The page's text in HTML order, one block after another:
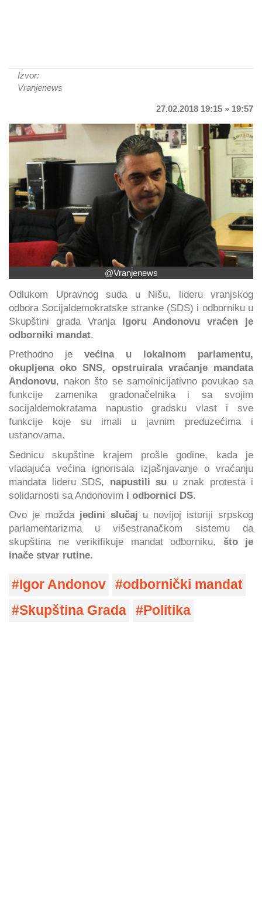
Izvor:
Vranjenews
27.02.2018 19:15 » 19:57
@Vranjenews
Odlukom Upravnog suda u Nišu, lideru vranjskog
odbora Socijaldemokratske stranke (SDS) i odborniku u
Skupštini grada Vranja Igoru Andonovu vraćen je
odborniki mandat.
Prethodno je većina u lokalnom parlamentu,
okupljena oko SNS, opstruirala vraćanje mandata
Andonovu, nakon što se samoinicijativno povukao sa
funkcije zamenika gradonačelnika i sa svojim
socijaldemokratama napustio gradsku vlast i sve
funkcije koje su imali u javnim preduzećima i
ustanovama.
Sednicu skupštine krajem prošle godine, kada je
vladajuća većina ignorisala izjašnjavanje o vraćanju
mandata lideru SDS, napustili su u znak protesta i
solidarnosti sa Andonovim i odbornici DS.
Ovo je možda jedini slučaj u novijoj istoriji srpskog
parlamentarizma u višestranačkom sistemu da
skupština ne verikifikuje mandat odborniku, što je
inače stvar rutine.
Igor Andonov
odbornički mandat
Skupština Grada
Politika